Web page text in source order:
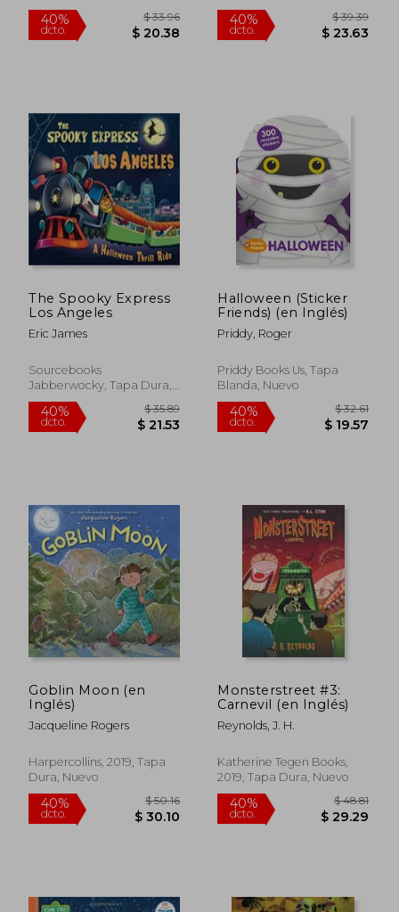
40%
dcto.
$ 35.89
$ 21.53
40%
dcto.
40%
dcto.
$ 48.81
$ 29.29
40%
dcto.
The Spooky Express
Los Angeles
Eric James
Sourcebooks
Jabberwocky, Tapa Dura,
Nuevo
Halloween (Sticker
Friends) (en Inglés)
Priddy, Roger
Priddy Books Us, Tapa
Blanda, Nuevo
Goblin Moon (en
Inglés)
Jacqueline Rogers
Harpercollins, 2019, Tapa
Dura, Nuevo
Monsterstreet #3:
Carnevil (en Inglés)
Reynolds, J. H.
Katherine Tegen Books,
2019, Tapa Dura, Nuevo